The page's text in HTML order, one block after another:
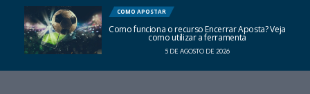
COMO APOSTAR
Como funciona o recurso Encerrar Aposta? Veja
como utilizar a ferramenta
5 DE AGOSTO DE 2026